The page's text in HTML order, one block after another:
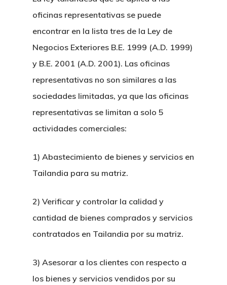
oficinas representativas se puede
encontrar en la lista tres de la Ley de
Negocios Exteriores B.E. 1999 (A.D. 1999)
y B.E. 2001 (A.D. 2001). Las oficinas
representativas no son similares a las
sociedades limitadas, ya que las oficinas
representativas se limitan a solo 5
actividades comerciales:
1) Abastecimiento de bienes y servicios en
Tailandia para su matriz.
2) Verificar y controlar la calidad y
cantidad de bienes comprados y servicios
contratados en Tailandia por su matriz.
3) Asesorar a los clientes con respecto a
los bienes y servicios vendidos por su
H&P Or Herrera And